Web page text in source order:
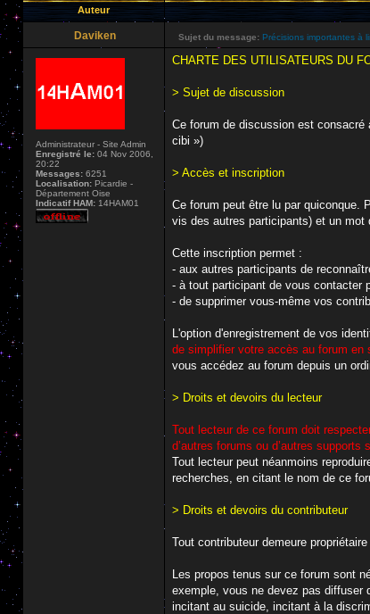
Auteur
Daviken Sujet du message: Précisions importantes à
Administrateur - Site Admin
Enregistré le: 04 Nov 2006,
20:22
Messages: 6251
Localisation: Picardie -
Département Oise
Indicatif HAM: 14HAM01
CHARTE DES UTILISATEURS DU
> Sujet de discussion
Ce forum de discussion est consacré
cibi »)
> Accès et inscription
Ce forum peut être lu par quiconque.
vis des autres participants) et un mot
Cette inscription permet :
- aux autres participants de
- à tout participant de vous contacter
- de supprimer vous-même vos
L'option d'enregistrement de vos
de simplifier votre accès au forum
vous accédez au forum depuis un
> Droits et devoirs du lecteur
Tout lecteur de ce forum doit
d’autres forums ou d’autres supports
Tout lecteur peut néanmoins
recherches, en citant le nom de ce
> Droits et devoirs du contributeur
Tout contributeur demeure
Les propos tenus sur ce forum sont
exemple, vous ne devez pas diffuser
incitant au suicide, incitant à la